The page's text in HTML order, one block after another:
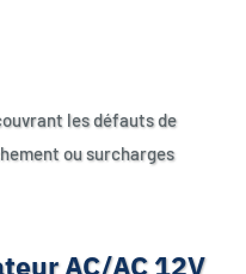
les défauts de
ou surcharges
AC/AC 12V